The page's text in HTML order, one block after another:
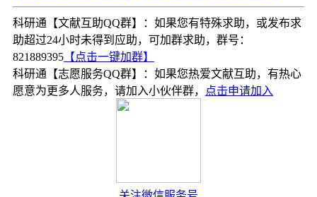
科研通【文献互助QQ群】：如果您有特殊求助，或发布求
助超过24小时未得到应助，可加群求助，群号：
821889395 【点击一键加群】
科研通【志愿服务QQ群】：如果您热爱文献互助，有热心
愿意为更多人服务，请加入小伙伴群，
点击申请加入